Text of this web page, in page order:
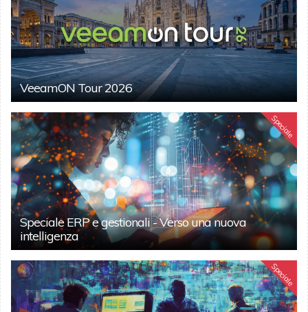
VeeamON Tour 2026
Speciale
Speciale ERP e gestionali - Verso una nuova
intelligenza
Speciale